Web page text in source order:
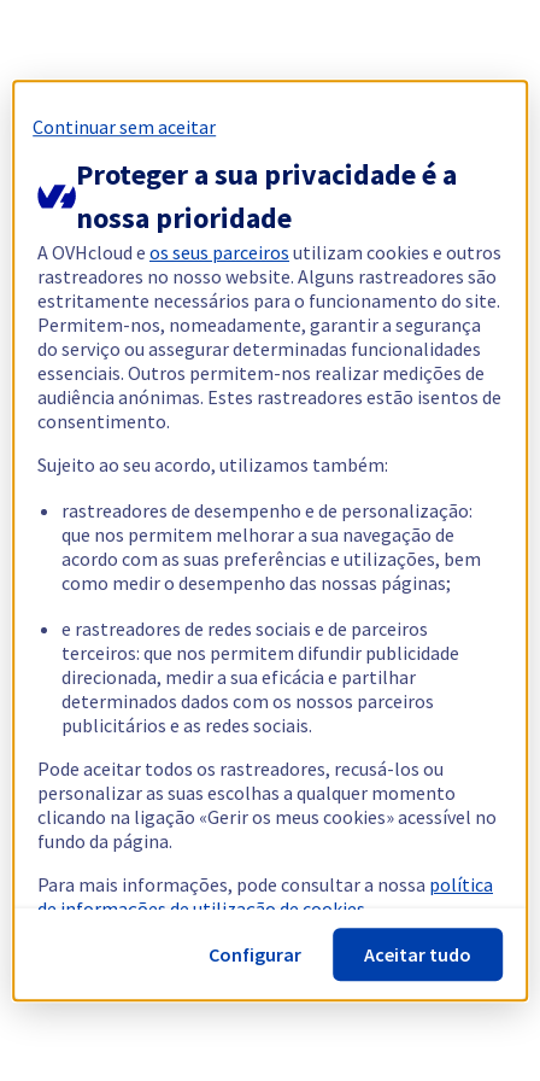
Continuar sem aceitar
Proteger a sua privacidade é a
nossa prioridade
A OVHcloud eos seus parceiros utilizam cookies e outros
rastreadores no nosso website. Alguns rastreadores são
estritamente necessários para o funcionamento do site.
Permitem-nos, nomeadamente, garantir a segurança
do serviço ou assegurar determinadas funcionalidades
essenciais. Outros permitem-nos realizar medições de
audiência anónimas. Estes rastreadores estão isentos de
consentimento.
Sujeito ao seu acordo, utilizamos também:
rastreadores de desempenho e de personalização:
que nos permitem melhorar a sua navegação de
acordo com as suas preferências e utilizações, bem
como medir o desempenho das nossas páginas;
e rastreadores de redes sociais e de parceiros
terceiros: que nos permitem difundir publicidade
direcionada, medir a sua eficácia e partilhar
determinados dados com os nossos parceiros
publicitários e as redes sociais.
Pode aceitar todos os rastreadores, recusá-los ou
personalizar as suas escolhas a qualquer momento
clicando na ligação «Gerir os meus cookies» acessível no
fundo da página.
Para mais informações, pode consultar a nossa política
de informações de utilização de cookies.
Configurar
Aceitar tudo